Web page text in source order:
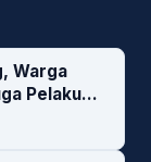
Warga
Pelaku